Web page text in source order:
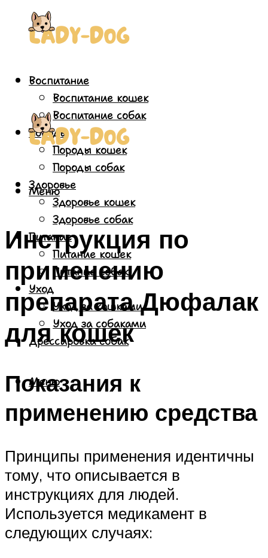
Воспитание
Воспитание кошек
Воспитание собак
Породы
Породы кошек
Породы собак
Здоровье
Здоровье кошек
Здоровье собак
Питание
Питание кошек
Питание собак
Уход
Уход за кошками
Уход за собаками
Дрессировка собак
Меню
Меню
Инструкция по
применению
препарата Дюфалак
для кошек
Показания к
применению средства
Принципы применения идентичны
тому, что описывается в
инструкциях для людей.
Используется медикамент в
следующих случаях: